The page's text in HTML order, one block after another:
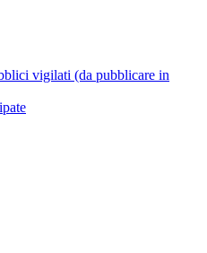
vigilati (da pubblicare in